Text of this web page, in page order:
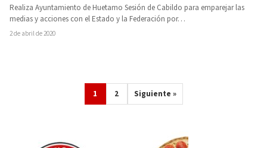
Realiza Ayuntamiento de Huetamo Sesión de Cabildo para emparejar las
medias y acciones con el Estado y la Federación por…
2 de abril de 2020
1 2 Siguiente »